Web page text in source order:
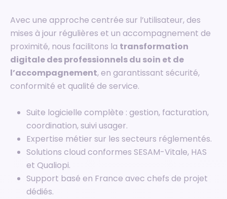
Avec une approche centrée sur l’utilisateur, des
mises à jour régulières et un accompagnement de
proximité, nous facilitons la transformation
digitale des professionnels du soin et de
l’accompagnement, en garantissant sécurité,
conformité et qualité de service.
Suite logicielle complète : gestion, facturation,
coordination, suivi usager.
Expertise métier sur les secteurs réglementés.
Solutions cloud conformes SESAM-Vitale, HAS
et Qualiopi.
Support basé en France avec chefs de projet
dédiés.